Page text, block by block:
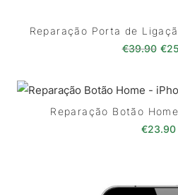
Reparação Porta de
€39.90 O
€
Reparação Botão
€23.90